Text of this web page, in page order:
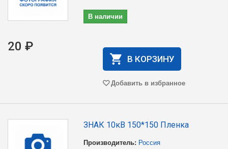
В наличии
20 ₽
В КОРЗИНУ
Добавить в избранное
ЗНАК 10кВ 150*150 Пленка
Производитель: Россия